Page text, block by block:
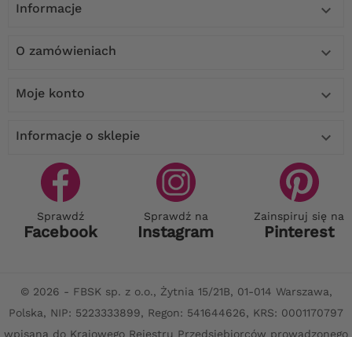
Informacje 
O zamówieniach 
Moje konto 
Informacje o sklepie 
Sprawdź
Facebook
Sprawdź na
Instagram
Zainspiruj się na
Pinterest
© 2026 - FBSK sp. z o.o., Żytnia 15/21B, 01-014 Warszawa,
Polska, NIP: 5223333899, Regon: 541644626, KRS: 0001170797
wpisana do Krajowego Rejestru Przedsiębiorców prowadzonego